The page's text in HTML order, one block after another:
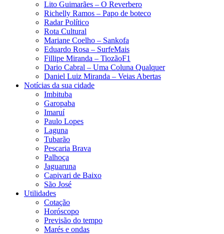
Lito Guimarães – O Reverbero
Richelly Ramos​ – Papo de boteco
Radar Político
Rota Cultural
Mariane Coelho – Sankofa
Eduardo Rosa​ – SurfeMais
Fillipe Miranda – TiozãoF1
Dario Cabral – Uma Coluna Qualquer
Daniel Luiz Miranda – Veias Abertas
Notícias da sua cidade
Imbituba
Garopaba
Imaruí
Paulo Lopes
Laguna
Tubarão
Pescaria Brava
Palhoça
Jaguaruna
Capivari de Baixo
São José
Utilidades
Cotação
Horóscopo
Previsão do tempo
Marés e ondas